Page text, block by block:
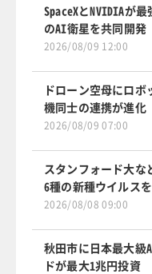
SpaceXとNVIDIAが
のAI衛星を共同開発
2026/08/09 12:00
ドローン空母にロ
機同士の連携が進化
2026/08/09 07:00
スタンフォード大な
6種の新種ウイルス
2026/08/08 09:00
秋田市に日本最大級
ドが最大1兆円投資